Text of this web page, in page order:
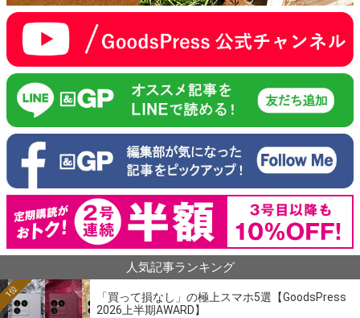
人気記事ランキング
「買って損なし」の極上スマホ5選【GoodsPress
2026上半期AWARD】
1位